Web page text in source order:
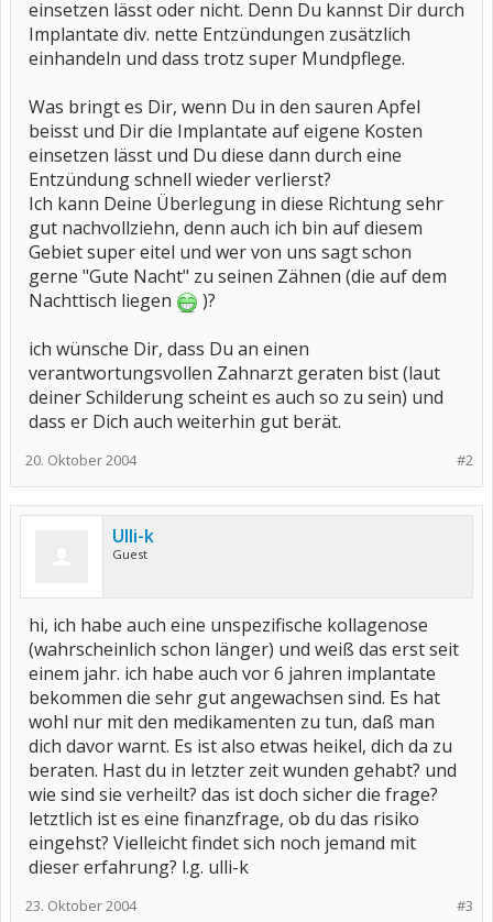
einsetzen lässt oder nicht. Denn Du kannst Dir durch
Implantate div. nette Entzündungen zusätzlich
einhandeln und dass trotz super Mundpflege.
Was bringt es Dir, wenn Du in den sauren Apfel
beisst und Dir die Implantate auf eigene Kosten
einsetzen lässt und Du diese dann durch eine
Entzündung schnell wieder verlierst?
Ich kann Deine Überlegung in diese Richtung sehr
gut nachvollziehn, denn auch ich bin auf diesem
Gebiet super eitel und wer von uns sagt schon
gerne "Gute Nacht" zu seinen Zähnen (die auf dem
Nachttisch liegen
)?
ich wünsche Dir, dass Du an einen
verantwortungsvollen Zahnarzt geraten bist (laut
deiner Schilderung scheint es auch so zu sein) und
dass er Dich auch weiterhin gut berät.
#2
20. Oktober 2004
Ulli-k
Guest
hi, ich habe auch eine unspezifische kollagenose
(wahrscheinlich schon länger) und weiß das erst seit
einem jahr. ich habe auch vor 6 jahren implantate
bekommen die sehr gut angewachsen sind. Es hat
wohl nur mit den medikamenten zu tun, daß man
dich davor warnt. Es ist also etwas heikel, dich da zu
beraten. Hast du in letzter zeit wunden gehabt? und
wie sind sie verheilt? das ist doch sicher die frage?
letztlich ist es eine finanzfrage, ob du das risiko
eingehst? Vielleicht findet sich noch jemand mit
dieser erfahrung? l.g. ulli-k
#3
23. Oktober 2004